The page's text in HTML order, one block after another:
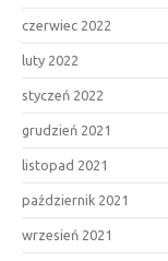
czerwiec 2022
luty 2022
styczeń 2022
grudzień 2021
listopad 2021
październik 2021
wrzesień 2021